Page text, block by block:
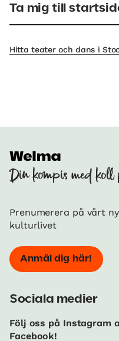
Ta mig till
Hitta teater och dans i
Din kompis med
Prenumerera på vårt
kulturlivet
Anmäl dig här!
Sociala medier
Följ oss på Instagram
Facebook!